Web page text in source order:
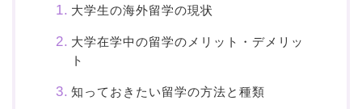
大学生の海外留学の現状
大学在学中の留学のメリット・デメリッ
ト
知っておきたい留学の方法と種類